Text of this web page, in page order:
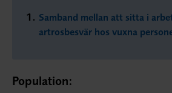
Samband mellan att sitta i
artrosbesvär hos vuxna
Population: